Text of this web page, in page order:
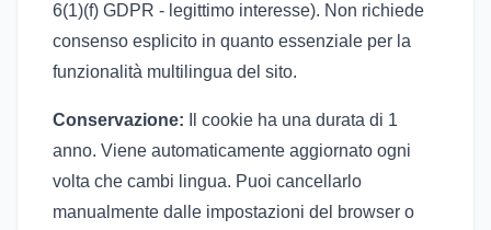
6(1)(f) GDPR - legittimo interesse). Non richiede
consenso esplicito in quanto essenziale per la
funzionalità multilingua del sito.
Conservazione: Il cookie ha una durata di 1
anno. Viene automaticamente aggiornato ogni
volta che cambi lingua. Puoi cancellarlo
manualmente dalle impostazioni del browser o